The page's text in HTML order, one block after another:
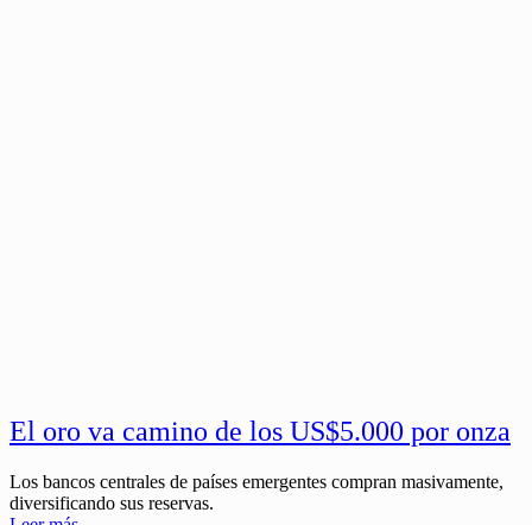
El oro va camino de los US$5.000 por onza
Los bancos centrales de países emergentes compran masivamente,
diversificando sus reservas.